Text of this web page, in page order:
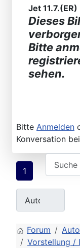
Jet 11.7.(ER)
Dieses
Bitte
sehen.
Bitte Anmelden
Konversation
1
Forum
Vorstellung /